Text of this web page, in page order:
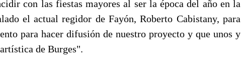
con las fiestas mayores al ser la época del año en la
el actual regidor de Fayón, Roberto Cabistany, para
para hacer difusión de nuestro proyecto y que unos y
de Burges".